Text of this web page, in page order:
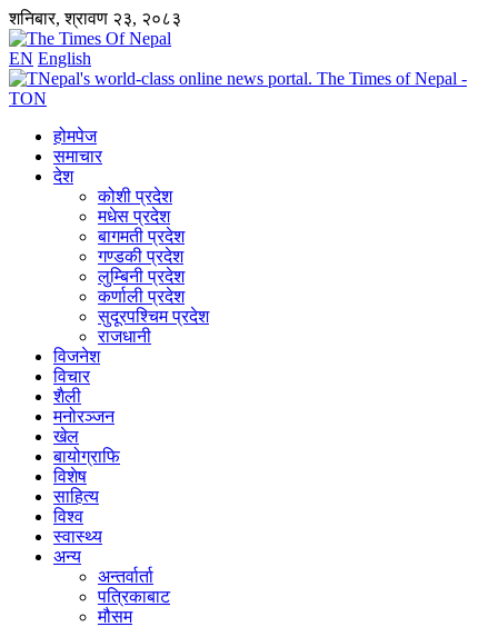
शनिबार, श्रावण २३, २०८३
EN English
होमपेज
समाचार
देश
कोशी प्रदेश
मधेस प्रदेश
बागमती प्रदेश
गण्डकी प्रदेश
लुम्बिनी प्रदेश
कर्णाली प्रदेश
सुदूरपश्चिम प्रदेश
राजधानी
विजनेश
विचार
शैली
मनोरञ्जन
खेल
बायोग्राफि
विशेष
साहित्य
विश्व
स्वास्थ्य
अन्य
अन्तर्वार्ता
पत्रिकाबाट
मौसम